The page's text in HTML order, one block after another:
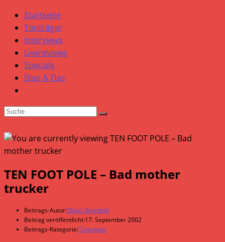
Startseite
Tonträger
Interviews
Livereviews
Specials
Dies & Das
TEN FOOT POLE – Bad mother
trucker
Beitrags-Autor:Oliver Breitfeld
Beitrag veröffentlicht:17. September 2002
Beitrags-Kategorie:Tonträger